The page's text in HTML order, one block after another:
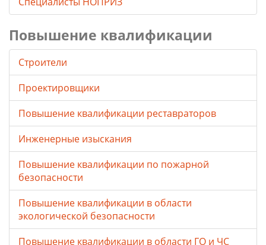
Повышение квалификации
Строители
Проектировщики
Повышение квалификации реставраторов
Инженерные изыскания
Повышение квалификации по пожарной
безопасности
Повышение квалификации в области
экологической безопасности
Повышение квалификации в области ГО и ЧС